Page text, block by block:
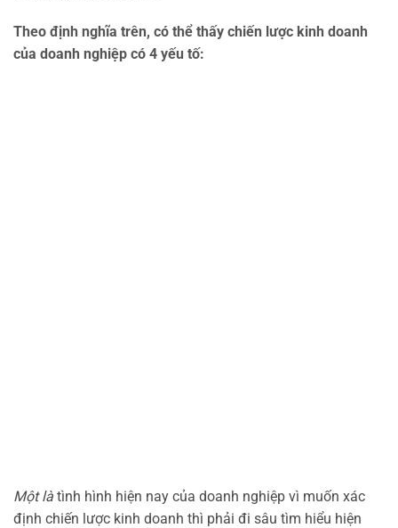
Theo định nghĩa trên, có thể thấy chiến lược kinh doanh
của doanh nghiệp có 4 yếu tố:
Một là tình hình hiện nay của doanh nghiệp vì muốn xác
định chiến lược kinh doanh thì phải đi sâu tìm hiểu hiện